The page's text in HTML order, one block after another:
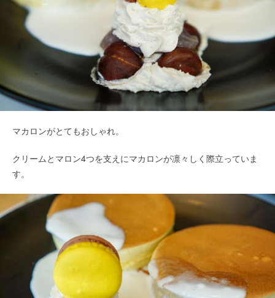
マカロンがとてもおしゃれ。
クリームとマロン4つを支えにマカロンが凛々しく際立っていま
す。